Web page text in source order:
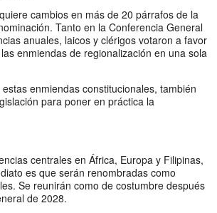
cambios en más de 20 párrafos de la
Tanto en la Conferencia General
anuales, laicos y clérigos votaron a favor
enmiendas de regionalización en una sola
enmiendas constitucionales, también
para poner en práctica la
centrales en África, Europa y Filipinas,
es que serán renombradas como
Se reunirán como de costumbre después
de 2028.